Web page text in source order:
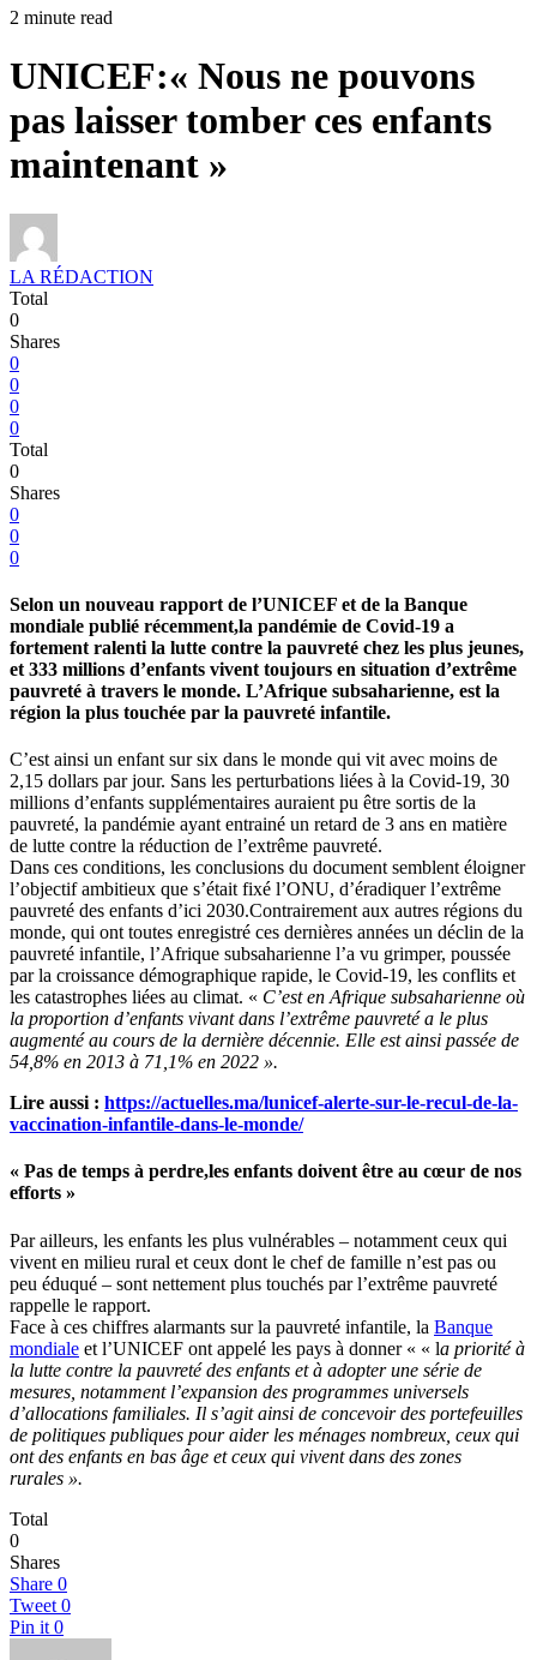
2 minute read
UNICEF:« Nous ne pouvons
pas laisser tomber ces enfants
maintenant »
LA RÉDACTION
Total
0
Shares
0
0
0
0
Total
0
Shares
0
0
0
Selon un nouveau rapport de l’UNICEF et de la Banque
mondiale publié récemment,la pandémie de Covid-19 a
fortement ralenti la lutte contre la pauvreté chez les plus jeunes,
et 333 millions d’enfants vivent toujours en situation d’extrême
pauvreté à travers le monde. L’Afrique subsaharienne, est la
région la plus touchée par la pauvreté infantile.
C’est ainsi un enfant sur six dans le monde qui vit avec moins de
2,15 dollars par jour. Sans les perturbations liées à la Covid-19, 30
millions d’enfants supplémentaires auraient pu être sortis de la
pauvreté, la pandémie ayant entrainé un retard de 3 ans en matière
de lutte contre la réduction de l’extrême pauvreté.
Dans ces conditions, les conclusions du document semblent éloigner
l’objectif ambitieux que s’était fixé l’ONU, d’éradiquer l’extrême
pauvreté des enfants d’ici 2030.Contrairement aux autres régions du
monde, qui ont toutes enregistré ces dernières années un déclin de la
pauvreté infantile, l’Afrique subsaharienne l’a vu grimper, poussée
par la croissance démographique rapide, le Covid-19, les conflits et
les catastrophes liées au climat. « C’est en Afrique subsaharienne où
la proportion d’enfants vivant dans l’extrême pauvreté a le plus
augmenté au cours de la dernière décennie. Elle est ainsi passée de
54,8% en 2013 à 71,1% en 2022 ».
Lire aussi : https://actuelles.ma/lunicef-alerte-sur-le-recul-de-la-
vaccination-infantile-dans-le-monde/
« Pas de temps à perdre,les enfants doivent être au cœur de nos
efforts »
Par ailleurs, les enfants les plus vulnérables – notamment ceux qui
vivent en milieu rural et ceux dont le chef de famille n’est pas ou
peu éduqué – sont nettement plus touchés par l’extrême pauvreté
rappelle le rapport.
Face à ces chiffres alarmants sur la pauvreté infantile, la Banque
mondiale et l’UNICEF ont appelé les pays à donner « « la priorité à
la lutte contre la pauvreté des enfants et à adopter une série de
mesures, notamment l’expansion des programmes universels
d’allocations familiales. Il s’agit ainsi de concevoir des portefeuilles
de politiques publiques pour aider les ménages nombreux, ceux qui
ont des enfants en bas âge et ceux qui vivent dans des zones
rurales ».
Total
0
Shares
Share 0
Tweet 0
Pin it 0